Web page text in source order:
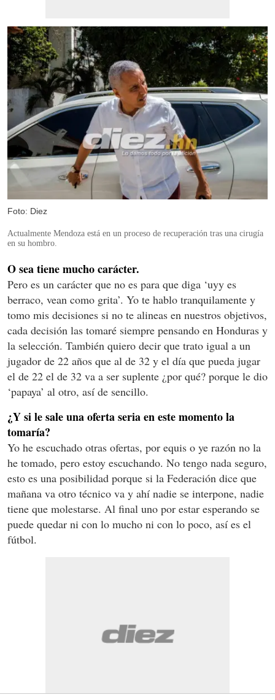
Foto: Diez
Actualmente Mendoza está en un proceso de recuperación tras una cirugía
en su hombro.
O sea tiene mucho carácter.
Pero es un carácter que no es para que diga ‘uyy es
berraco, vean como grita’. Yo te hablo tranquilamente y
tomo mis decisiones si no te alineas en nuestros objetivos,
cada decisión las tomaré siempre pensando en Honduras y
la selección. También quiero decir que trato igual a un
jugador de 22 años que al de 32 y el día que pueda jugar
el de 22 el de 32 va a ser suplente ¿por qué? porque le dio
‘papaya’ al otro, así de sencillo.
¿Y si le sale una oferta seria en este momento la
tomaría?
Yo he escuchado otras ofertas, por equis o ye razón no la
he tomado, pero estoy escuchando. No tengo nada seguro,
esto es una posibilidad porque si la Federación dice que
mañana va otro técnico va y ahí nadie se interpone, nadie
tiene que molestarse. Al final uno por estar esperando se
puede quedar ni con lo mucho ni con lo poco, así es el
fútbol.